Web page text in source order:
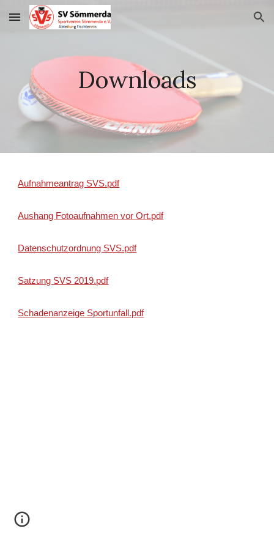
Skip to main content Skip to navigation
Downloads
Aufnahmeantrag SVS.pdf
Aushang Fotoaufnahmen vor Ort.pdf
Datenschutzordnung SVS.pdf
Satzung SVS 2019.pdf
Schadenanzeige Sportunfall.pdf